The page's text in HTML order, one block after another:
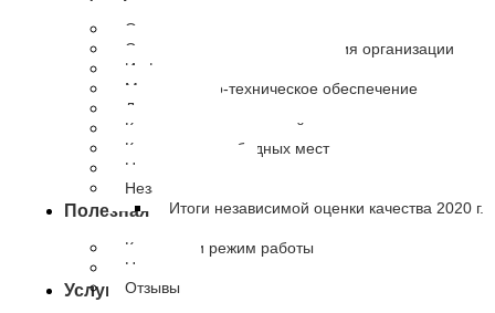
Основные сведения
Структура и органы управления организации
Информация о сотрудниках
Материально-техническое обеспечение
Документы
Количество получателей
Количество свободных мест
Наши партнеры
Независимая оценка качества
Итоги независимой оценки качества 2020 г.
Полезная информация
Контакты и режим работы
Новости
Отзывы
Услуги